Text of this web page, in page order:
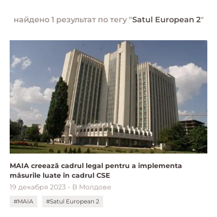
найдено 1 результат по тегу "Satul European 2"
MAIA creează cadrul legal pentru a implementa
măsurile luate în cadrul CSE
19 декабря 2023 - В Молдове
#MAIA #Satul European 2